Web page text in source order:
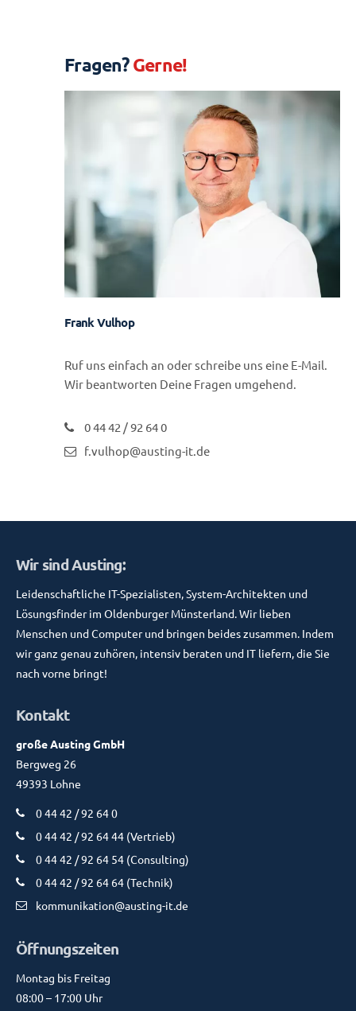
Fragen?Gerne!
Frank Vulhop
Ruf uns einfach an oder schreibe uns eine E-Mail.
Wir beantworten Deine Fragen umgehend.
0 44 42 / 92 64 0
f.vulhop@austing-it.de
Wir sind Austing:
Leidenschaftliche IT-Spezialisten, System-Architekten und
Lösungsfinder im Oldenburger Münsterland. Wir lieben
Menschen und Computer und bringen beides zusammen. Indem
wir ganz genau zuhören, intensiv beraten und IT liefern, die Sie
nach vorne bringt!
Kontakt
große Austing GmbH
Bergweg 26
49393 Lohne
0 44 42 / 92 64 0
0 44 42 / 92 64 44 (Vertrieb)
0 44 42 / 92 64 54 (Consulting)
0 44 42 / 92 64 64 (Technik)
kommunikation@austing-it.de
Öffnungszeiten
Montag bis Freitag
08:00 – 17:00 Uhr